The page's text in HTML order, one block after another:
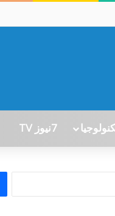
7نيوز TV